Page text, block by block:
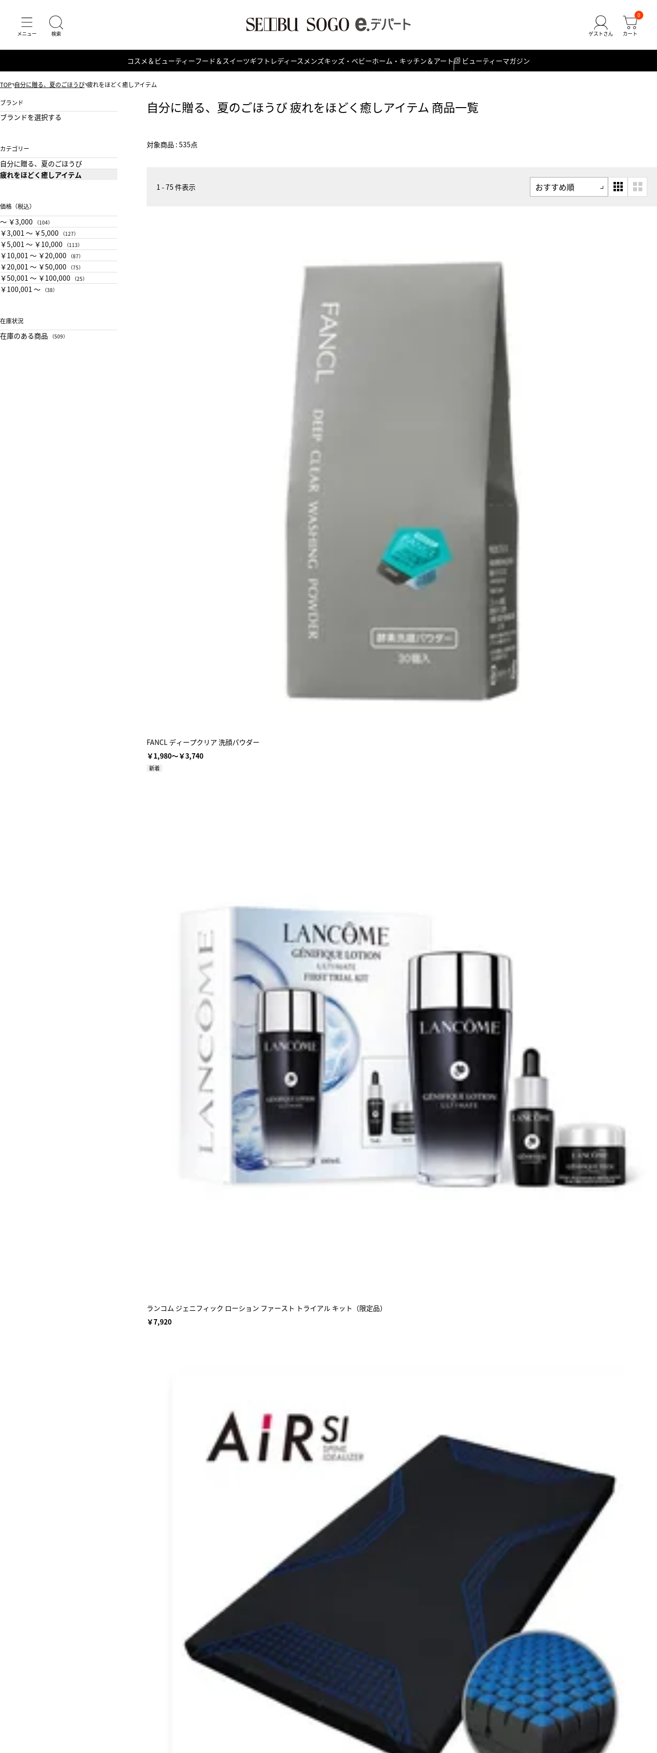
0
コスメ＆ビューティーフード＆スイーツギフト レディース メンズキッズ・ベビーホーム・キッチン＆アート ビューティーマガジン
TOP 自分に贈る、夏のごほうび 疲れをほどく癒しアイテム
自分に贈る、夏のごほうび 疲れをほどく癒しアイテム 商品一覧
対象商品 : 535点
ブランド
ブランドを選択する
カテゴリー
自分に贈る、夏のごほうび
疲れをほどく癒しアイテム
価格（税込）
〜 ￥3,000 （104）
￥3,001 〜 ￥5,000 （127）
￥5,001 〜 ￥10,000 （113）
￥10,001 〜 ￥20,000 （87）
￥20,001 〜 ￥50,000 （75）
￥50,001 〜 ￥100,000 （25）
￥100,001 〜 （38）
在庫状況
在庫のある商品 （509）
1 - 75 件表示
FANCL ディープクリア 洗顔パウダー
￥1,980～￥3,740
新着
ランコム ジェニフィック ローション ファースト トライアル キット（限定品）
￥7,920